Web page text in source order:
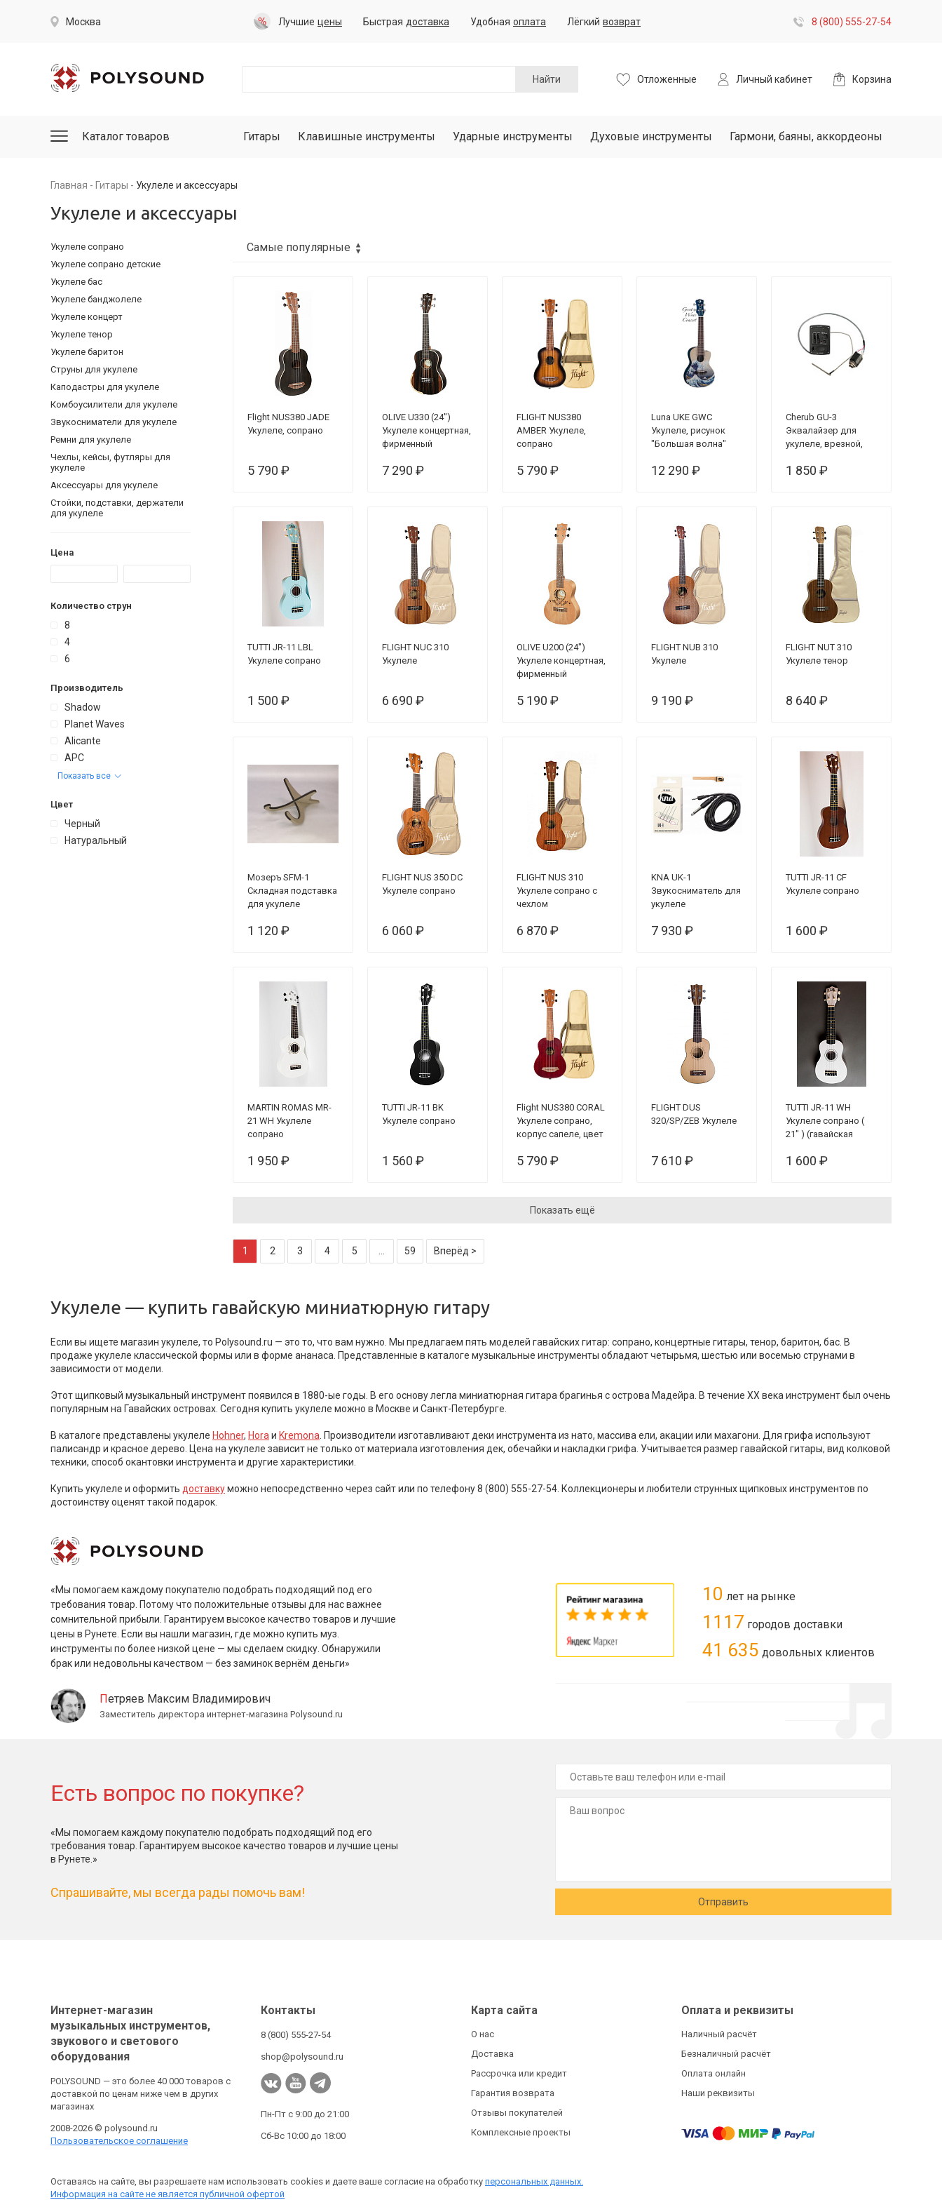
Москва Лучшие цены Быстрая доставка Удобная оплата Лёгкий возврат 8 (800) 555-27-54
Найти Отложенные Личный кабинет Корзина
Каталог товаров Гитары Клавишные инструменты Ударные инструменты Духовые инструменты Гармони, баяны, аккордеоны
Главная Гитары Укулеле и аксессуары
Укулеле и аксессуары
Укулеле сопрано
Укулеле сопрано детские
Укулеле бас
Укулеле банджолеле
Укулеле концерт
Укулеле тенор
Укулеле баритон
Струны для укулеле
Каподастры для укулеле
Комбоусилители для укулеле
Звукосниматели для укулеле
Ремни для укулеле
Чехлы, кейсы, футляры для
укулеле
Аксессуары для укулеле
Стойки, подставки, держатели
для укулеле
Цена
Количество струн
8
4
6
Производитель
Shadow
Planet Waves
Alicante
APC
Показать все
Цвет
Черный
Натуральный
Flight NUS380 JADE
Укулеле, сопрано
5 790 ₽
OLIVE U330 (24")
Укулеле концертная,
фирменный
7 290 ₽
FLIGHT NUS380
AMBER Укулеле,
сопрано
5 790 ₽
Luna UKE GWC
Укулеле, рисунок
"Большая волна"
12 290 ₽
Cherub GU-3
Эквалайзер для
укулеле, врезной,
тюнером
1 850 ₽
TUTTI JR-11 LBL
Укулеле сопрано
1 500 ₽
FLIGHT NUC 310
Укулеле
6 690 ₽
OLIVE U200 (24")
Укулеле концертная,
фирменный
5 190 ₽
FLIGHT NUB 310
Укулеле
9 190 ₽
FLIGHT NUT 310
Укулеле тенор
8 640 ₽
Мозеръ SFM-1
Складная подставка
для укулеле
1 120 ₽
FLIGHT NUS 350 DC
Укулеле сопрано
6 060 ₽
FLIGHT NUS 310
Укулеле сопрано с
чехлом
6 870 ₽
KNA UK-1
Звукосниматель для
укулеле
7 930 ₽
TUTTI JR-11 CF
Укулеле сопрано
1 600 ₽
MARTIN ROMAS MR-
21 WH Укулеле
сопрано
1 950 ₽
TUTTI JR-11 BK
Укулеле сопрано
1 560 ₽
Flight NUS380 CORAL
Укулеле сопрано,
корпус сапеле, цвет
5 790 ₽
FLIGHT DUS
320/SP/ZEB Укулеле
7 610 ₽
TUTTI JR-11 WH
Укулеле сопрано (
21" ) (гавайская
1 600 ₽
Показать ещё
1 2 3 4 5 59 Вперёд >
Укулеле — купить гавайскую миниатюрную гитару
Если вы ищете магазин укулеле, то Polysound.ru — это то, что вам нужно. Мы предлагаем пять моделей гавайских гитар: сопрано, концертные гитары, тенор, баритон, бас. В
продаже укулеле классической формы или в форме ананаса. Представленные в каталоге музыкальные инструменты обладают четырьмя, шестью или восемью струнами в
зависимости от модели.
Этот щипковый музыкальный инструмент появился в 1880-ые годы. В его основу легла миниатюрная гитара брагинья с острова Мадейра. В течение XX века инструмент был очень
популярным на Гавайских островах. Сегодня купить укулеле можно в Москве и Санкт-Петербурге.
В каталоге представлены укулеле Hohner, Hora и Kremona . Производители изготавливают деки инструмента из нато, массива ели, акации или махагони. Для грифа используют
палисандр и красное дерево. Цена на укулеле зависит не только от материала изготовления дек, обечайки и накладки грифа. Учитывается размер гавайской гитары, вид колковой
техники, способ окантовки инструмента и другие характеристики.
Купить укулеле и оформить доставкуможно непосредственно через сайт или по телефону 8 (800) 555-27-54. Коллекционеры и любители струнных щипковых инструментов по
достоинству оценят такой подарок.
«Мы помогаем каждому покупателю подобрать подходящий под его
требования товар. Потому что положительные отзывы для нас важнее
сомнительной прибыли. Гарантируем высокое качество товаров и лучшие
цены в Рунете. Если вы нашли магазин, где можно купить муз.
инструменты по более низкой цене — мы сделаем скидку. Обнаружили
брак или недовольны качеством — без заминок вернём деньги»
Петряев Максим Владимирович
Заместитель директора интернет-магазина Polysound.ru
10 лет на рынке
1117 городов доставки
41 635 довольных клиентов
Есть вопрос по покупке?
«Мы помогаем каждому покупателю подобрать подходящий под его
требования товар. Гарантируем высокое качество товаров и лучшие цены
в Рунете.»
Спрашивайте, мы всегда рады помочь вам!
Отправить
Интернет-магазин
музыкальных инструментов,
звукового и светового
оборудования
POLYSOUND — это более 40 000 товаров с
доставкой по ценам ниже чем в других
магазинах
2008-2026 © polysound.ru
Пользовательское соглашение
Контакты
8 (800) 555-27-54
shop@polysound.ru
Пн-Пт с 9:00 до 21:00
Сб-Вс 10:00 до 18:00
Карта сайта
О нас
Доставка
Рассрочка или кредит
Гарантия возврата
Отзывы покупателей
Комплексные проекты
Оплата и реквизиты
Наличный расчёт
Безналичный расчёт
Оплата онлайн
Наши реквизиты
Оставаясь на сайте, вы разрешаете нам использовать cookies и даете ваше согласие на обработку персональных данных.
Информация на сайте не является публичной офертой